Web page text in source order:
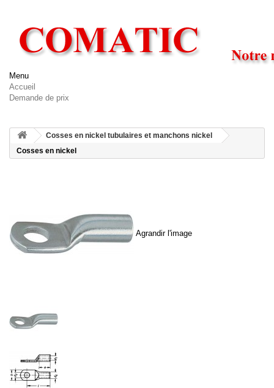
Menu
Accueil
Demande de prix
Cosses en nickel tubulaires et manchons nickel
Cosses en nickel
Agrandir l'image